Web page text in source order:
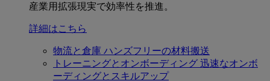
産業用拡張現実で効率性を推進。
詳細はこちら
物流と倉庫 ハンズフリーの材料搬送
トレーニングとオンボーディング 迅速なオンボ
ーディングとスキルアップ